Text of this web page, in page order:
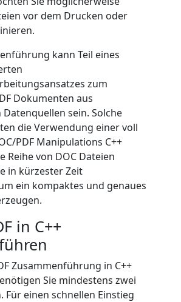
vor dem Drucken oder
kann Teil eines
zum
Dokumenten aus
sein. Solche
die Verwendung einer voll
PDF Manipulations C++
Reihe von DOC Dateien
in kürzester Zeit
ein kompaktes und genaues
in C++
Zusammenführung in C++
Sie mindestens zwei
Für einen schnellen Einstieg